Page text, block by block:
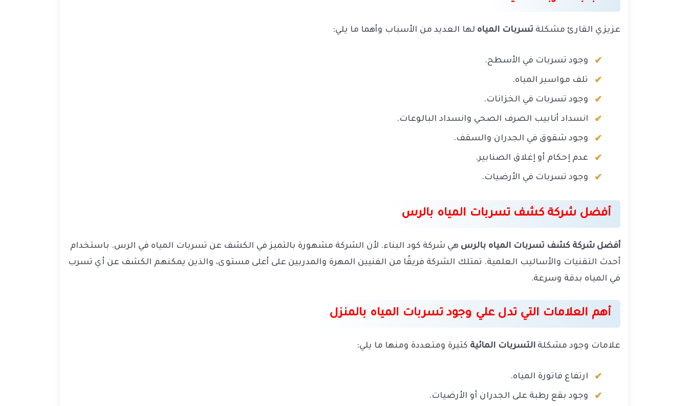
عزيزي القارئ مشكلة تسربات المياه لها العديد من الأسباب وأهما ما يلي:
وجود تسربات في الأسطح.
تلف مواسير المياه.
وجود تسربات في الخزانات.
انسداد أنابيب الصرف الصحي وانسداد البالوعات.
وجود شقوق في الجدران والسقف.
عدم إحكام أو إغلاق الصنابير.
وجود تسربات في الأرضيات.
أفضل شركة كشف تسربات المياه بالرس
أفضل شركة كشف تسربات المياه بالرس هي شركة كود البناء. لأن الشركة مشهورة بالتميز في الكشف عن تسربات المياه في الرس. باستخدام
أحدث التقنيات والأساليب العلمية. تمتلك الشركة فريقًا من الفنيين المهرة والمدربين على أعلى مستوى، والذين يمكنهم الكشف عن أي تسرب
في المياه بدقة وسرعة.
أهم العلامات التي تدل علي وجود تسربات المياه بالمنزل
علامات وجود مشكلة التسربات المائية كثيرة ومتعددة ومنها ما يلي:
ارتفاع فاتورة المياه.
وجود بقع رطبة على الجدران أو الأرضيات.